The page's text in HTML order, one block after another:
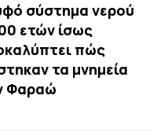
σύστημα νερού
ετών ίσως
πώς
τα μνημεία
Φαραώ